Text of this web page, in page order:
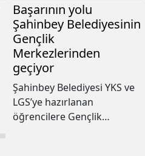
yardımcı kaynak kitap
desteğinden oluşan 40
milyon TL bütçeli bir
protokol imzalandı.
Başarının yolu
Şahinbey Belediyesinin
Gençlik
Merkezlerinden
geçiyor
Şahinbey Belediyesi YKS ve
LGS’ye hazırlanan
öğrencilere Gençlik